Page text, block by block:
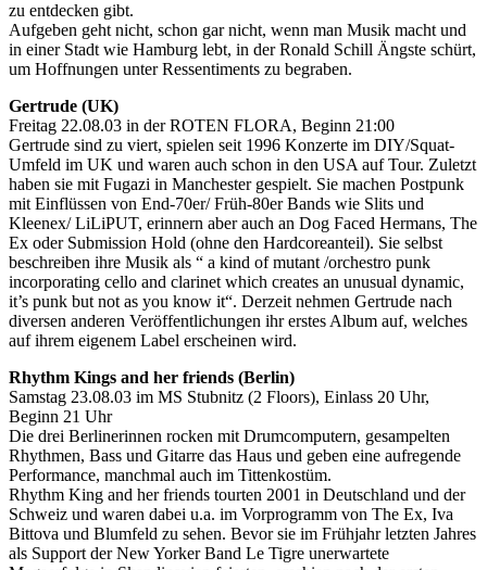
zu entdecken gibt.
Aufgeben geht nicht, schon gar nicht, wenn man Musik macht und
in einer Stadt wie Hamburg lebt, in der Ronald Schill Ängste schürt,
um Hoffnungen unter Ressentiments zu begraben.
Gertrude (UK)
Freitag 22.08.03 in der ROTEN FLORA, Beginn 21:00
Gertrude sind zu viert, spielen seit 1996 Konzerte im DIY/Squat-
Umfeld im UK und waren auch schon in den USA auf Tour. Zuletzt
haben sie mit Fugazi in Manchester gespielt. Sie machen Postpunk
mit Einflüssen von End-70er/ Früh-80er Bands wie Slits und
Kleenex/ LiLiPUT, erinnern aber auch an Dog Faced Hermans, The
Ex oder Submission Hold (ohne den Hardcoreanteil). Sie selbst
beschreiben ihre Musik als “ a kind of mutant /orchestro punk
incorporating cello and clarinet which creates an unusual dynamic,
it’s punk but not as you know it“. Derzeit nehmen Gertrude nach
diversen anderen Veröffentlichungen ihr erstes Album auf, welches
auf ihrem eigenem Label erscheinen wird.
Rhythm Kings and her friends (Berlin)
Samstag 23.08.03 im MS Stubnitz (2 Floors), Einlass 20 Uhr,
Beginn 21 Uhr
Die drei Berlinerinnen rocken mit Drumcomputern, gesampelten
Rhythmen, Bass und Gitarre das Haus und geben eine aufregende
Performance, manchmal auch im Tittenkostüm.
Rhythm King and her friends tourten 2001 in Deutschland und der
Schweiz und waren dabei u.a. im Vorprogramm von The Ex, Iva
Bittova und Blumfeld zu sehen. Bevor sie im Frühjahr letzten Jahres
als Support der New Yorker Band Le Tigre unerwartete